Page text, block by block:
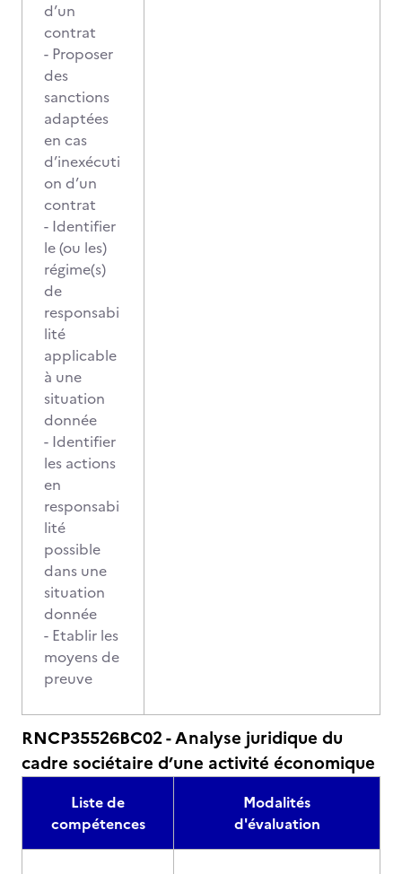
d’un
contrat
- Proposer
des
sanctions
adaptées
en cas
d’inexécuti
on d’un
contrat
- Identifier
le (ou les)
régime(s)
de
responsabi
lité
applicable
à une
situation
donnée
- Identifier
les actions
en
responsabi
lité
possible
dans une
situation
donnée
- Etablir les
moyens de
preuve
RNCP35526BC02 - Analyse juridique du
cadre sociétaire d’une activité économique
Liste de
compétences
Modalités
d'évaluation